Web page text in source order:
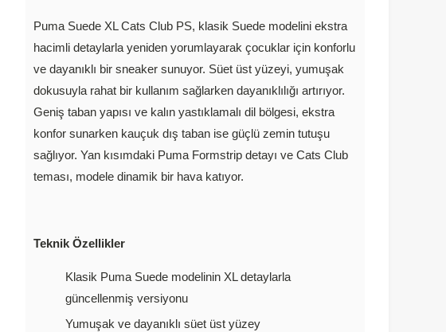
Puma Suede XL Cats Club PS, klasik Suede modelini ekstra
hacimli detaylarla yeniden yorumlayarak çocuklar için konforlu
ve dayanıklı bir sneaker sunuyor. Süet üst yüzeyi, yumuşak
dokusuyla rahat bir kullanım sağlarken dayanıklılığı artırıyor.
Geniş taban yapısı ve kalın yastıklamalı dil bölgesi, ekstra
konfor sunarken kauçuk dış taban ise güçlü zemin tutuşu
sağlıyor. Yan kısımdaki Puma Formstrip detayı ve Cats Club
teması, modele dinamik bir hava katıyor.
Teknik Özellikler
Klasik Puma Suede modelinin XL detaylarla
güncellenmiş versiyonu
Yumuşak ve dayanıklı süet üst yüzey